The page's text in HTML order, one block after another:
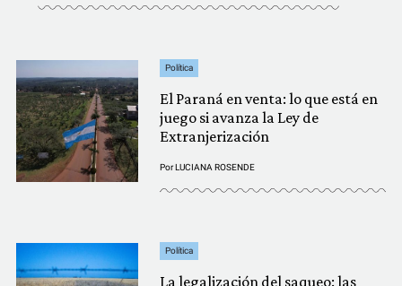
Política
El Paraná en venta: lo que está en
juego si avanza la Ley de
Extranjerización
PorLUCIANA ROSENDE
Política
La legalización del saqueo: las